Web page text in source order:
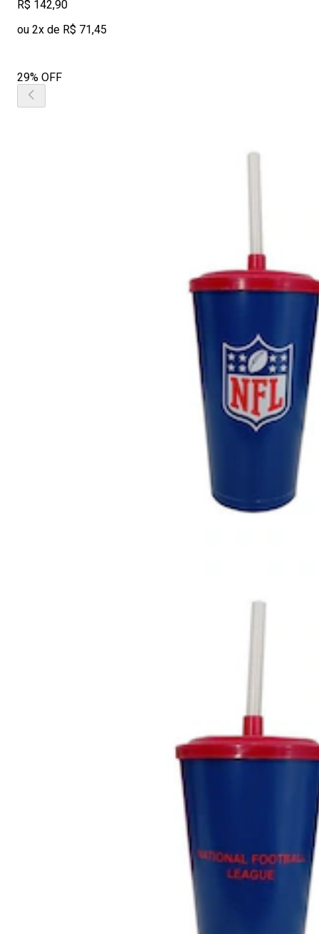
R$ 142,90
ou 2x de R$ 71,45
29% OFF